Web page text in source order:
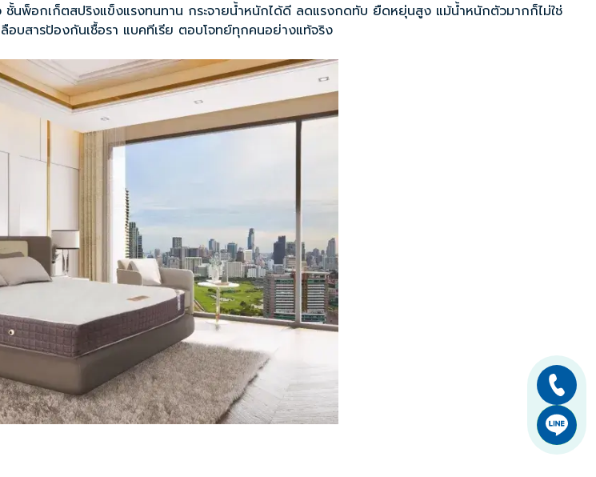
นพ็อกเก็ตสปริงแข็งแรงทนทาน กระจายน้ำหนักได้ดี ลดแรงกดทับ ยืดหยุ่นสูง แม้น้ำหนักตัวมากก็ไม่ใช่
สารป้องกันเชื้อรา แบคทีเรีย ตอบโจทย์ทุกคนอย่างแท้จริง